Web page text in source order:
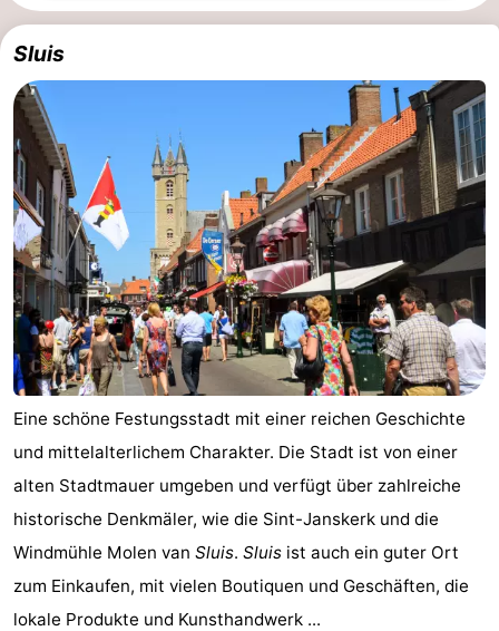
Ferienhäuser
-
Bad
Meersee
-
Beach
Resort
Nieuwvliet-
Bad
-
De
Meulinge
-
EuroParcs
Cadzand
-
Hoogduin
-
Noordzee
Résidence
Cadzand-
Bad
-
Resort
Nieuwvliet-
Bad
-
Schoneveld
-
Strand
Resort
-
Waterdunen
-
Sluis
Eine schöne Festungsstadt mit einer reichen Geschichte
und mittelalterlichem Charakter. Die Stadt ist von einer
alten Stadtmauer umgeben und verfügt über zahlreiche
historische Denkmäler, wie die Sint-Janskerk und die
Windmühle Molen van Sluis. Sluis ist auch ein guter Ort
zum Einkaufen, mit vielen Boutiquen und Geschäften, die
lokale Produkte und Kunsthandwerk ...